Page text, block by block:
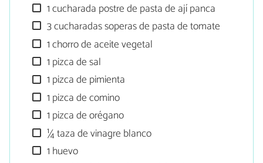
1 cucharada postre de pasta de ají panca
3 cucharadas soperas de pasta de tomate
1 chorro de aceite vegetal
1 pizca de sal
1 pizca de pimienta
1 pizca de comino
1 pizca de orégano
¼ taza de vinagre blanco
1 huevo